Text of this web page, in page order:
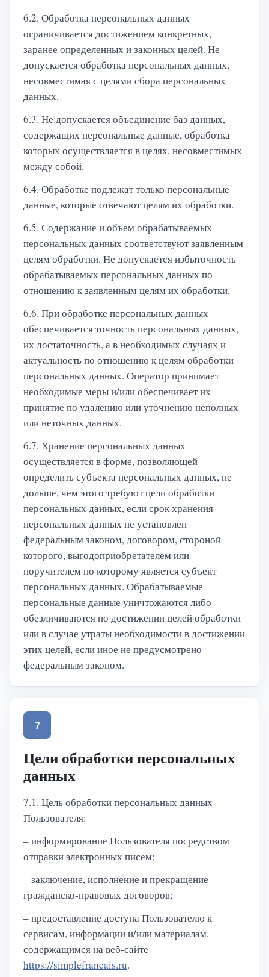
6.2. Обработка персональных данных
ограничивается достижением конкретных,
заранее определенных и законных целей. Не
допускается обработка персональных данных,
несовместимая с целями сбора персональных
данных.
6.3. Не допускается объединение баз данных,
содержащих персональные данные, обработка
которых осуществляется в целях, несовместимых
между собой.
6.4. Обработке подлежат только персональные
данные, которые отвечают целям их обработки.
6.5. Содержание и объем обрабатываемых
персональных данных соответствуют заявленным
целям обработки. Не допускается избыточность
обрабатываемых персональных данных по
отношению к заявленным целям их обработки.
6.6. При обработке персональных данных
обеспечивается точность персональных данных,
их достаточность, а в необходимых случаях и
актуальность по отношению к целям обработки
персональных данных. Оператор принимает
необходимые меры и/или обеспечивает их
принятие по удалению или уточнению неполных
или неточных данных.
6.7. Хранение персональных данных
осуществляется в форме, позволяющей
определить субъекта персональных данных, не
дольше, чем этого требуют цели обработки
персональных данных, если срок хранения
персональных данных не установлен
федеральным законом, договором, стороной
которого, выгодоприобретателем или
поручителем по которому является субъект
персональных данных. Обрабатываемые
персональные данные уничтожаются либо
обезличиваются по достижении целей обработки
или в случае утраты необходимости в достижении
этих целей, если иное не предусмотрено
федеральным законом.
7
Цели обработки персональных
данных
7.1. Цель обработки персональных данных
Пользователя:
– информирование Пользователя посредством
отправки электронных писем;
– заключение, исполнение и прекращение
гражданско-правовых договоров;
– предоставление доступа Пользователю к
сервисам, информации и/или материалам,
содержащимся на веб-сайте
https://simplefrancais.ru.